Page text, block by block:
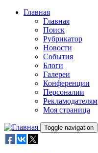
Skip to main content
Главная
Главная
Поиск
Рубрикатор
Новости
События
Блоги
Галереи
Конференции
Персоналии
Рекламодателям
Моя страница
Toggle navigation